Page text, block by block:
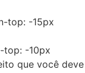
top: -15px
top: -10px
que você deve